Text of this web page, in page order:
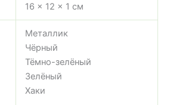
16 × 12 × 1 см
Металлик
Чёрный
Тёмно-зелёный
Зелёный
Хаки